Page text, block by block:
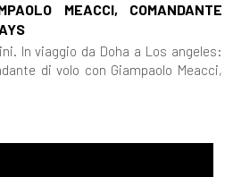
MEACCI, COMANDANTE
In viaggio da Doha a Los angeles:
di volo con Giampaolo Meacci,